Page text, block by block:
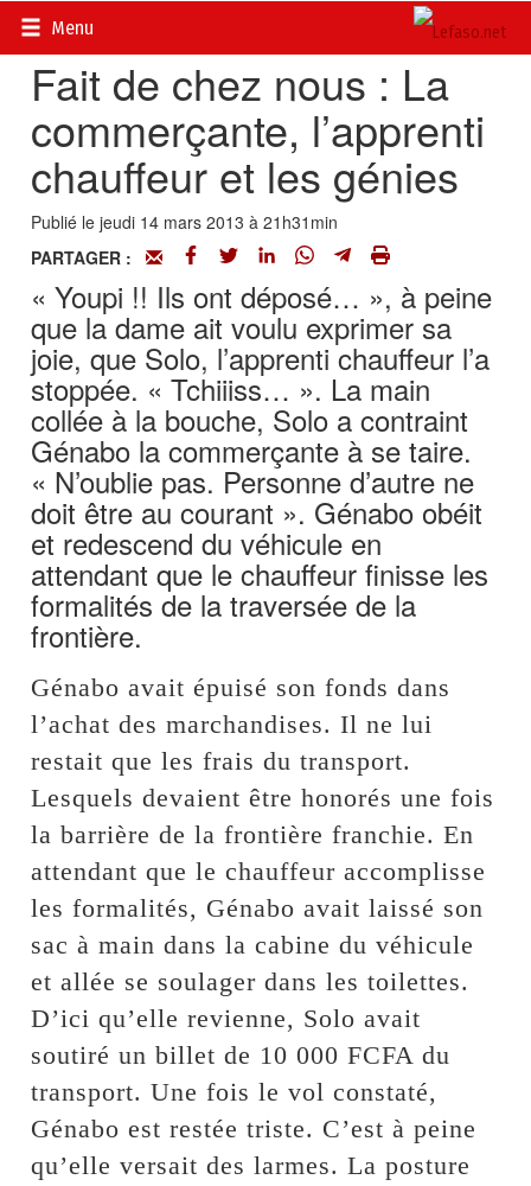
Menu
Accueil>
Fait de chez nous : La
commerçante, l’apprenti
chauffeur et les génies
Publié le jeudi 14 mars 2013 à 21h31min
PARTAGER :
« Youpi !! Ils ont déposé… », à peine
que la dame ait voulu exprimer sa
joie, que Solo, l’apprenti chauffeur l’a
stoppée. « Tchiiiss… ». La main
collée à la bouche, Solo a contraint
Génabo la commerçante à se taire.
« N’oublie pas. Personne d’autre ne
doit être au courant ». Génabo obéit
et redescend du véhicule en
attendant que le chauffeur finisse les
formalités de la traversée de la
frontière.
Génabo avait épuisé son fonds dans
l’achat des marchandises. Il ne lui
restait que les frais du transport.
Lesquels devaient être honorés une fois
la barrière de la frontière franchie. En
attendant que le chauffeur accomplisse
les formalités, Génabo avait laissé son
sac à main dans la cabine du véhicule
et allée se soulager dans les toilettes.
D’ici qu’elle revienne, Solo avait
soutiré un billet de 10 000 FCFA du
transport. Une fois le vol constaté,
Génabo est restée triste. C’est à peine
qu’elle versait des larmes. La posture